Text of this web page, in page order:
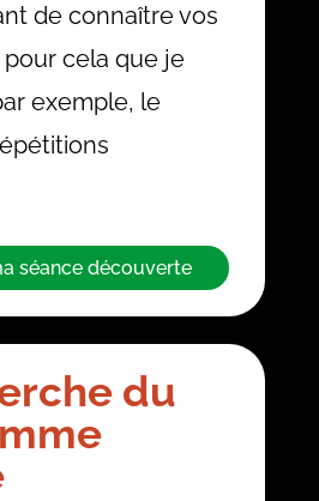
de connaître vos
pour cela que je
exemple, le
séance découverte
du